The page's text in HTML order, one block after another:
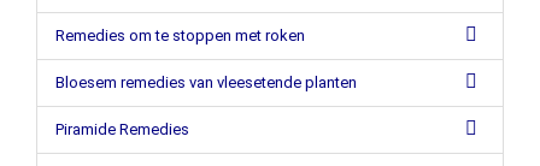
Remedies om te stoppen met roken
Bloesem remedies van vleesetende planten
Piramide Remedies